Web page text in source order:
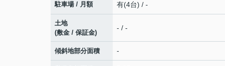
駐車場 / 月額 有(4台) / -
土地
(敷金 / 保証金)
- / -
傾斜地部分面積 -